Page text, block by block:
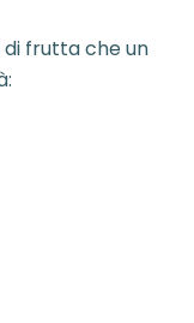
frutta che un